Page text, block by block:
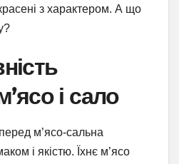
з характером. А що
і сало
м’ясо-сальна
і якістю. Їхнє м’ясо